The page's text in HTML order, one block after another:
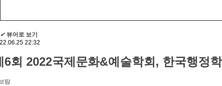
✔ 뷰어로 보기
22:32
6회 2022국제문화&예술학회, 한국행정
람